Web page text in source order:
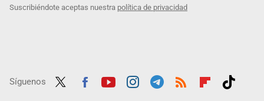
Suscribiéndote aceptas nuestra política de privacidad
Síguenos